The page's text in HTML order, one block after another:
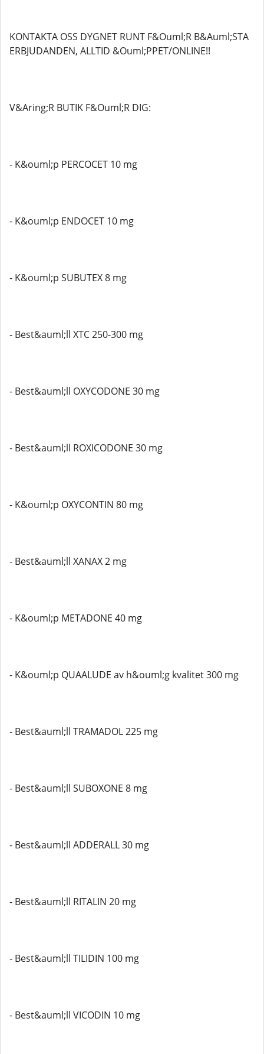
KONTAKTA OSS DYGNET RUNT F&Ouml;R B&Auml;STA
ERBJUDANDEN, ALLTID &Ouml;PPET/ONLINE!!
V&Aring;R BUTIK F&Ouml;R DIG:
- K&ouml;p PERCOCET 10 mg
- K&ouml;p ENDOCET 10 mg
- K&ouml;p SUBUTEX 8 mg
- Best&auml;ll XTC 250-300 mg
- Best&auml;ll OXYCODONE 30 mg
- Best&auml;ll ROXICODONE 30 mg
- K&ouml;p OXYCONTIN 80 mg
- Best&auml;ll XANAX 2 mg
- K&ouml;p METADONE 40 mg
- K&ouml;p QUAALUDE av h&ouml;g kvalitet 300 mg
- Best&auml;ll TRAMADOL 225 mg
- Best&auml;ll SUBOXONE 8 mg
- Best&auml;ll ADDERALL 30 mg
- Best&auml;ll RITALIN 20 mg
- Best&auml;ll TILIDIN 100 mg
- Best&auml;ll VICODIN 10 mg